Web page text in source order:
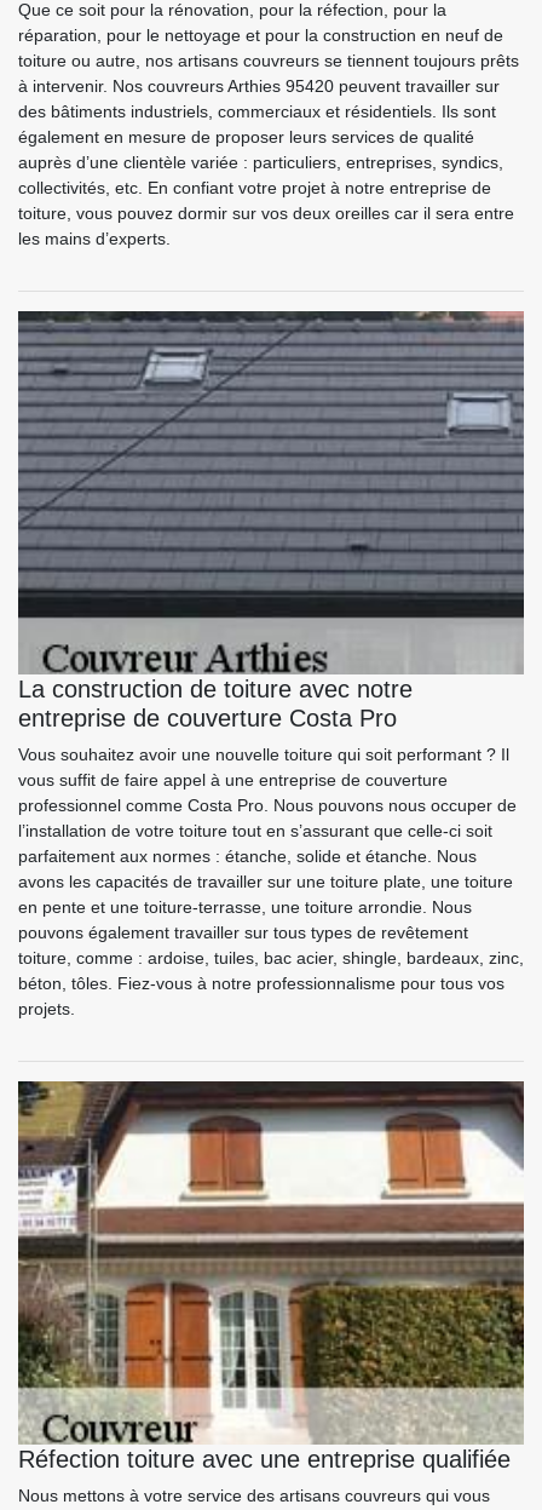
Que ce soit pour la rénovation, pour la réfection, pour la
réparation, pour le nettoyage et pour la construction en neuf de
toiture ou autre, nos artisans couvreurs se tiennent toujours prêts
à intervenir. Nos couvreurs Arthies 95420 peuvent travailler sur
des bâtiments industriels, commerciaux et résidentiels. Ils sont
également en mesure de proposer leurs services de qualité
auprès d’une clientèle variée : particuliers, entreprises, syndics,
collectivités, etc. En confiant votre projet à notre entreprise de
toiture, vous pouvez dormir sur vos deux oreilles car il sera entre
les mains d’experts.
La construction de toiture avec notre
entreprise de couverture Costa Pro
Vous souhaitez avoir une nouvelle toiture qui soit performant ? Il
vous suffit de faire appel à une entreprise de couverture
professionnel comme Costa Pro. Nous pouvons nous occuper de
l’installation de votre toiture tout en s’assurant que celle-ci soit
parfaitement aux normes : étanche, solide et étanche. Nous
avons les capacités de travailler sur une toiture plate, une toiture
en pente et une toiture-terrasse, une toiture arrondie. Nous
pouvons également travailler sur tous types de revêtement
toiture, comme : ardoise, tuiles, bac acier, shingle, bardeaux, zinc,
béton, tôles. Fiez-vous à notre professionnalisme pour tous vos
projets.
Réfection toiture avec une entreprise qualifiée
Nous mettons à votre service des artisans couvreurs qui vous